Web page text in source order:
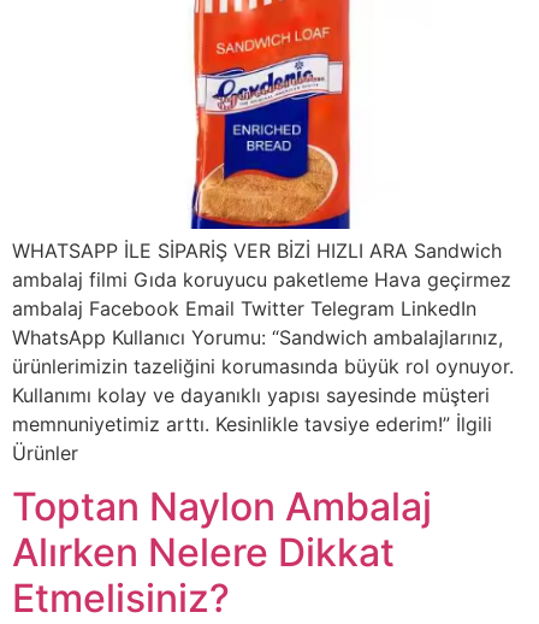
WHATSAPP İLE SİPARİŞ VER BİZİ HIZLI ARA Sandwich
ambalaj filmi Gıda koruyucu paketleme Hava geçirmez
ambalaj Facebook Email Twitter Telegram LinkedIn
WhatsApp Kullanıcı Yorumu: “Sandwich ambalajlarınız,
ürünlerimizin tazeliğini korumasında büyük rol oynuyor.
Kullanımı kolay ve dayanıklı yapısı sayesinde müşteri
memnuniyetimiz arttı. Kesinlikle tavsiye ederim!” İlgili
Ürünler
Toptan Naylon Ambalaj
Alırken Nelere Dikkat
Etmelisiniz?